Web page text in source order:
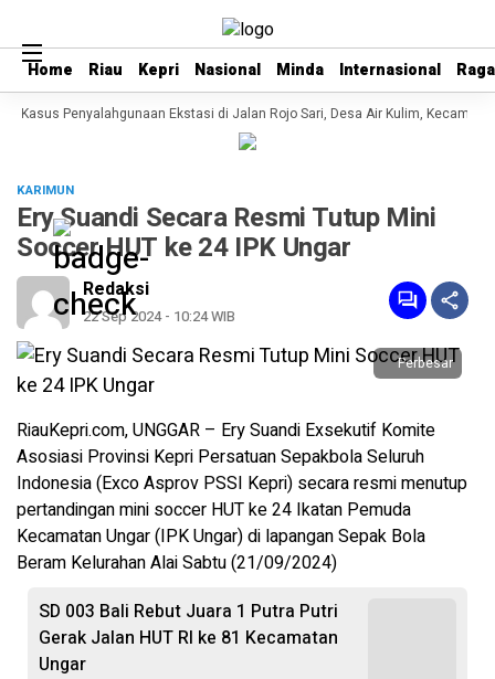
Home Riau Kepri Nasional Minda Internasional
Home Riau Kepri Nasional Minda Internasional
Kasus Penyalahgunaan Ekstasi di Jalan Rojo Sari, Desa Air Kulim, Kecamatan
KARIMUN
Ery Suandi Secara Resmi Tutup Mini
Soccer HUT ke 24 IPK Ungar
Redaksi
22 Sep 2024 - 10:24 WIB
Perbesar
RiauKepri.com, UNGGAR – Ery Suandi Exsekutif Komite
Asosiasi Provinsi Kepri Persatuan Sepakbola Seluruh
Indonesia (Exco Asprov PSSI Kepri) secara resmi menutup
pertandingan mini soccer HUT ke 24 Ikatan Pemuda
Kecamatan Ungar (IPK Ungar) di lapangan Sepak Bola
Beram Kelurahan Alai Sabtu (21/09/2024)
SD 003 Bali Rebut Juara 1 Putra Putri
Gerak Jalan HUT RI ke 81 Kecamatan
Ungar